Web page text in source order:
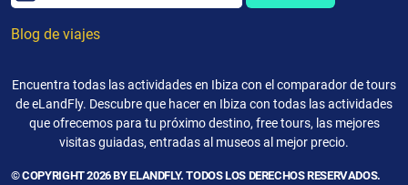
Blog de viajes
Encuentra todas las actividades en Ibiza con el comparador de tours
de eLandFly. Descubre que hacer en Ibiza con todas las actividades
que ofrecemos para tu próximo destino, free tours, las mejores
visitas guiadas, entradas al museos al mejor precio.
© COPYRIGHT 2026 BY ELANDFLY. TODOS LOS DERECHOS RESERVADOS.